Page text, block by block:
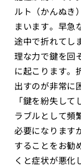
ルト（かんぬき
まいます。早急
途中で折れてし
理な力で鍵を回
に起こります。
出すのが非常に
「鍵を紛失し
ラブルとして頻
必要になります
することをお勧
くと症状が悪化